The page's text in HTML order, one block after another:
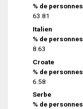
% de personnes
63.81
Italien
% de personnes
8.63
Croate
% de personnes
6.58
Serbe
% de personnes